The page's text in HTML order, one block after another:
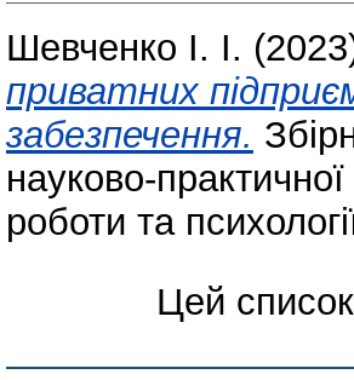
Шевченко І. І.
приватних
забезпечення.
науково-
роботи та
Цей